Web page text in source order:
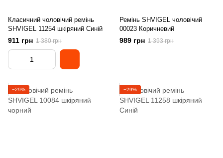
Класичний чоловічий ремінь
SHVIGEL 11254 шкіряний Синій
911 грн 1 380 грн
Ремінь SHVIGEL чоловічий
00023 Коричневий
989 грн 1 393 грн
−29% −29%